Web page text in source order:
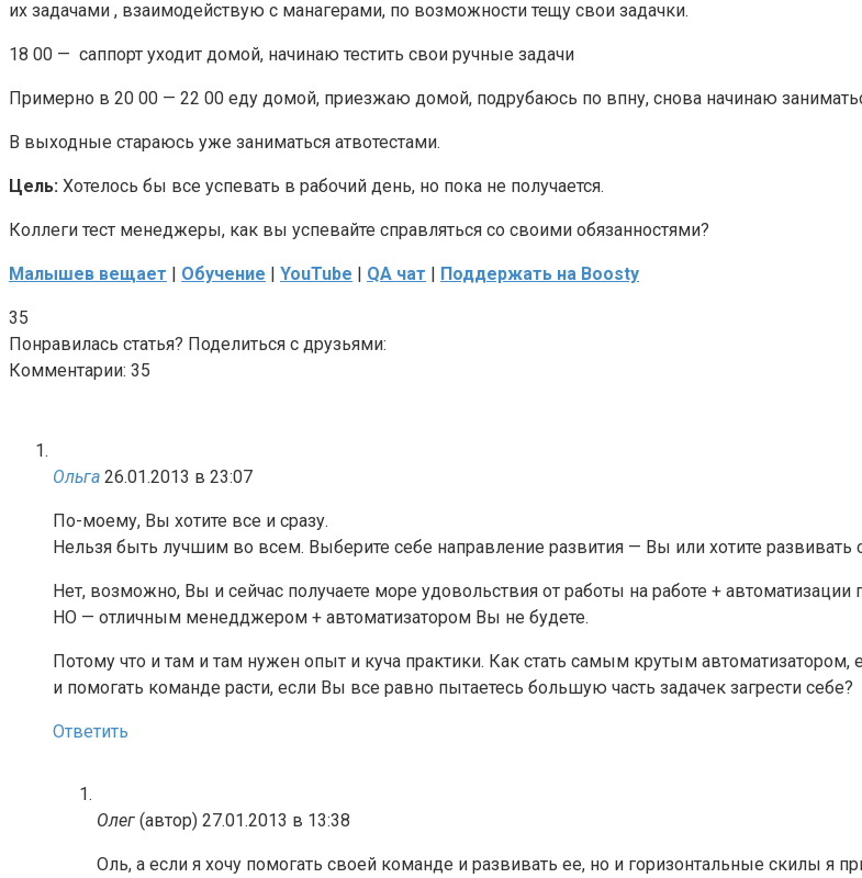
их задачами , взаимодействую с манагерами, по возможности тещу свои задачки.
18 00 — саппорт уходит домой, начинаю тестить свои ручные задачи
Примерно в 20 00 — 22 00 еду домой, приезжаю домой, подрубаюсь по впну, снова начинаю
В выходные стараюсь уже заниматься атвотестами.
Цель: Хотелось бы все успевать в рабочий день, но пока не получается.
Коллеги тест менеджеры, как вы успевайте справляться со своими обязанностями?
Малышев вещает | Обучение | YouTube | QA чат | Поддержать на Boosty
35
Понравилась статья? Поделиться с друзьями:
Комментарии: 35
Ольга 26.01.2013 в 23:07
По-моему, Вы хотите все и сразу.
Нельзя быть лучшим во всем. Выберите себе направление развития — Вы или хотите развивать
Нет, возможно, Вы и сейчас получаете море удовольствия от работы на работе +
НО — отличным менедджером + автоматизатором Вы не будете.
Потому что и там и там нужен опыт и куча практики. Как стать самым крутым
и помогать команде расти, если Вы все равно пытаетесь большую часть задачек загрести себе?
Ответить
Олег (автор) 27.01.2013 в 13:38
Оль, а если я хочу помогать своей команде и развивать ее, но и горизонтальные скилы я